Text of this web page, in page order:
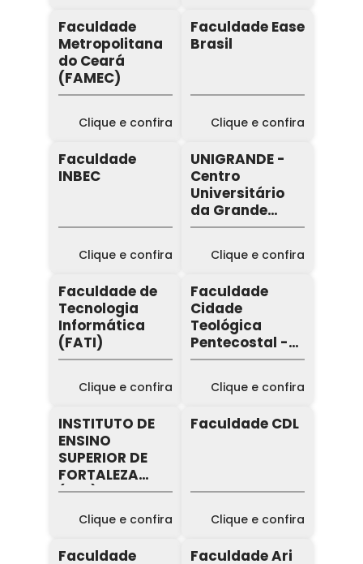
Faculdade
Metropolitana
do Ceará
(FAMEC)
Clique e confira
Faculdade Ease
Brasil
Clique e confira
Faculdade
INBEC
Clique e confira
UNIGRANDE -
Centro
Universitário
da Grande
Fortaleza
Clique e confira
Faculdade de
Tecnologia
Informática
(FATI)
Clique e confira
Faculdade
Cidade
Teológica
Pentecostal -
FCTP
Clique e confira
INSTITUTO DE
ENSINO
SUPERIOR DE
FORTALEZA
(Iesf)
Clique e confira
Faculdade CDL
Clique e confira
Faculdade
Faculdade Ari